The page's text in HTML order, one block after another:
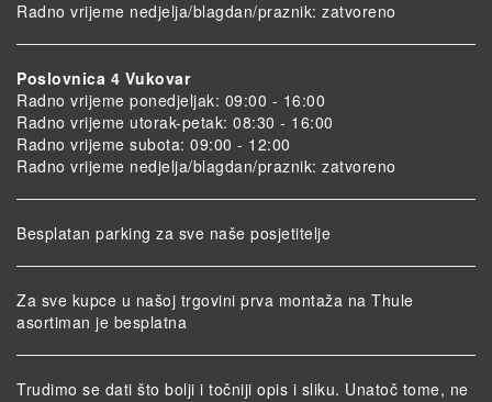
Radno vrijeme nedjelja/blagdan/praznik: zatvoreno
Poslovnica 4 Vukovar
Radno vrijeme ponedjeljak: 09:00 - 16:00
Radno vrijeme utorak-petak: 08:30 - 16:00
Radno vrijeme subota: 09:00 - 12:00
Radno vrijeme nedjelja/blagdan/praznik: zatvoreno
Besplatan parking za sve naše posjetitelje
Za sve kupce u našoj trgovini prva montaža na Thule
asortiman je besplatna
Trudimo se dati što bolji i točniji opis i sliku. Unatoč tome, ne